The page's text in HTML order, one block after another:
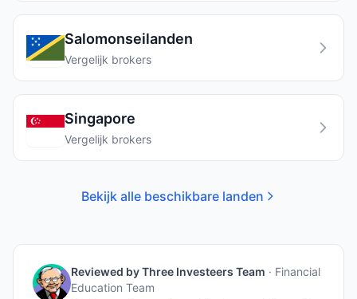
Salomonseilanden
Vergelijk brokers
Singapore
Vergelijk brokers
Bekijk alle beschikbare landen
Reviewed byThree Investeers Team · Financial
Education Team